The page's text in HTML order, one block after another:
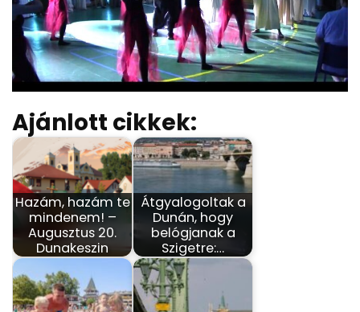
Ajánlott cikkek:
Hazám, hazám te
mindenem! –
Augusztus 20.
Dunakeszin
Átgyalogoltak a
Dunán, hogy
belógjanak a
Szigetre:…